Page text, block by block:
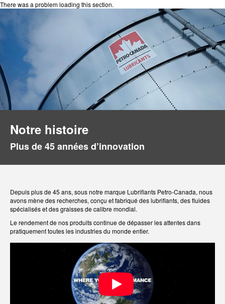
There was a problem loading this section.
Notre histoire
Plus de 45 années d’innovation
Depuis plus de 45 ans, sous notre marque Lubrifiants Petro-Canada, nous
avons mène des recherches, conçu et fabriqué des lubrifiants, des fluides
spécialisés et des graisses de calibre mondial.
Le rendement de nos produits continue de dépasser les attentes dans
pratiquement toutes les industries du monde entier.